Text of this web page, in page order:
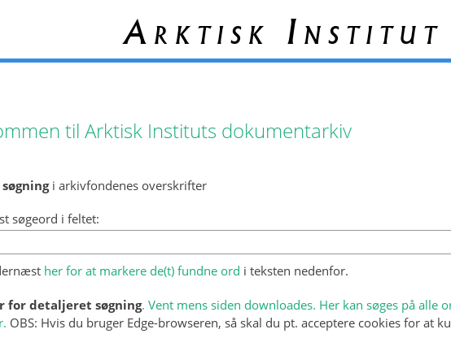
Arktisk Institut
til Arktisk Instituts dokumentarkiv
i arkivfondenes overskrifter
søgeord i feltet:
her for at markere de(t) fundne ord i teksten nedenfor.
for detaljeret søgning. Vent mens siden downloades. Her kan søges på alle
OBS: Hvis du bruger Edge-browseren, så skal du pt. acceptere cookies for at